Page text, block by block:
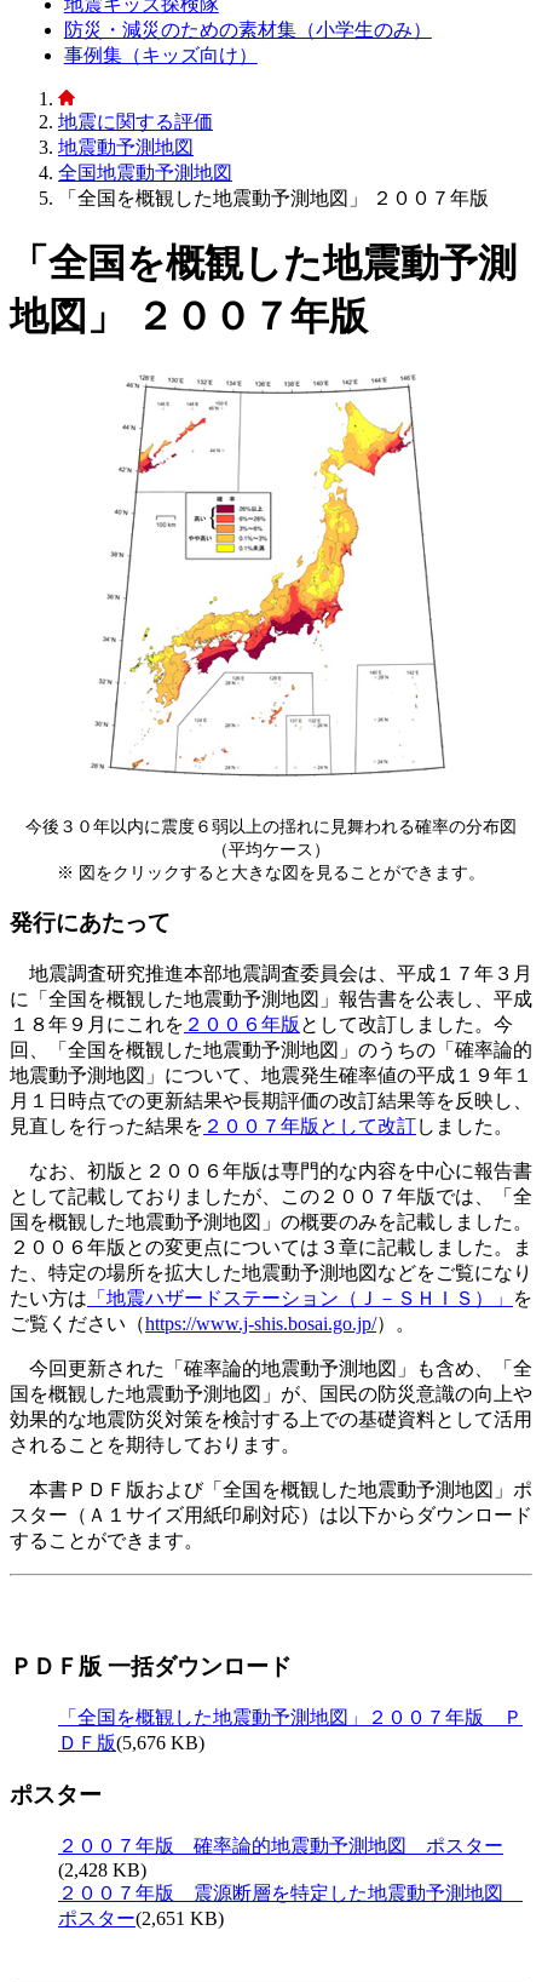
地震キッズ探検隊
防災・減災のための素材集（小学生のみ）
事例集（キッズ向け）
地震に関する評価
地震動予測地図
全国地震動予測地図
「全国を概観した地震動予測地図」 ２００７年版
「全国を概観した地震動予測
地図」 ２００７年版
今後３０年以内に震度６弱以上の揺れに見舞われる確率の分布図
（平均ケース）
※ 図をクリックすると大きな図を見ることができます。
発行にあたって
地震調査研究推進本部地震調査委員会は、平成１７年３月
に「全国を概観した地震動予測地図」報告書を公表し、平成
１８年９月にこれを ２００６年版 として改訂しました。今
回、「全国を概観した地震動予測地図」のうちの「確率論的
地震動予測地図」について、地震発生確率値の平成１９年１
月１日時点での更新結果や長期評価の改訂結果等を反映し、
見直しを行った結果を ２００７年版として改訂しました。
なお、初版と２００６年版は専門的な内容を中心に報告書
として記載しておりましたが、この２００７年版では、「全
国を概観した地震動予測地図」の概要のみを記載しました。
２００６年版との変更点については３章に記載しました。ま
た、特定の場所を拡大した地震動予測地図などをご覧になり
たい方は 「地震ハザードステーション（Ｊ－ＳＨＩＳ）」
を
ご覧ください（https://www.j-shis.bosai.go.jp/）。
今回更新された「確率論的地震動予測地図」も含め、「全
国を概観した地震動予測地図」が、国民の防災意識の向上や
効果的な地震防災対策を検討する上での基礎資料として活用
されることを期待しております。
本書ＰＤＦ版および「全国を概観した地震動予測地図」ポ
スター（Ａ１サイズ用紙印刷対応）は以下からダウンロード
することができます。
ＰＤＦ版 一括ダウンロード
「全国を概観した地震動予測地図」２００７年版 Ｐ
ＤＦ版(5,676 KB)
ポスター
２００７年版 確率論的地震動予測地図 ポスター
(2,428 KB)
２００７年版 震源断層を特定した地震動予測地図
ポスター(2,651 KB)